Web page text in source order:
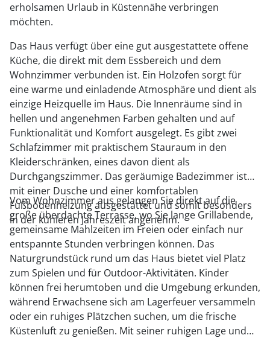
erholsamen Urlaub in Küstennähe verbringen
möchten.
Das Haus verfügt über eine gut ausgestattete offene
Küche, die direkt mit dem Essbereich und dem
Wohnzimmer verbunden ist. Ein Holzofen sorgt für
eine warme und einladende Atmosphäre und dient als
einzige Heizquelle im Haus. Die Innenräume sind in
hellen und angenehmen Farben gehalten und auf
Funktionalität und Komfort ausgelegt. Es gibt zwei
Schlafzimmer mit praktischem Stauraum in den
Kleiderschränken, eines davon dient als
Durchgangszimmer. Das geräumige Badezimmer ist
mit einer Dusche und einer komfortablen
Fußbodenheizung ausgestattet und somit besonders
in der kühleren Jahreszeit angenehm.
Vom Wohnzimmer aus gelangen Sie direkt auf die
große überdachte Terrasse, wo Sie lange Grillabende,
gemeinsame Mahlzeiten im Freien oder einfach nur
entspannte Stunden verbringen können. Das
Naturgrundstück rund um das Haus bietet viel Platz
zum Spielen und für Outdoor-Aktivitäten. Kinder
können frei herumtoben und die Umgebung erkunden,
während Erwachsene sich am Lagerfeuer versammeln
oder ein ruhiges Plätzchen suchen, um die frische
Küstenluft zu genießen. Mit seiner ruhigen Lage und